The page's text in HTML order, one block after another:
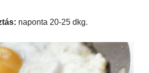
naponta 20-25 dkg.